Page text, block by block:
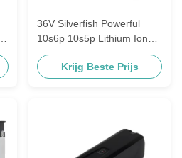
36V Silverfish Powerful
10s6p 10s5p Lithium Ion
Battery met USB Black
Silverfish Style E-Bike
Krijg Beste Prijs